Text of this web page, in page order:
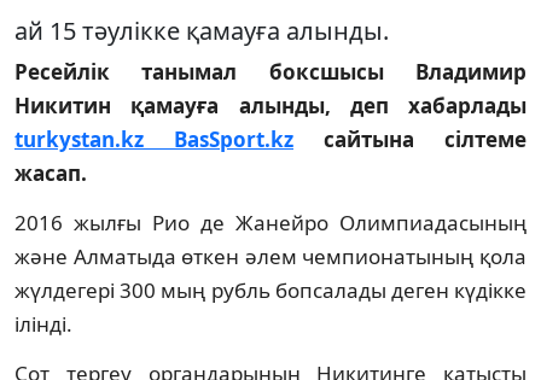
ай 15 тәулікке қамауға алынды.
Ресейлік танымал боксшысы Владимир
Никитин қамауға алынды, деп хабарлады
turkystan.kz BasSport.kz сайтына сілтеме
жасап.
2016 жылғы Рио де Жанейро Олимпиадасының
және Алматыда өткен әлем чемпионатының қола
жүлдегері 300 мың рубль бопсалады деген күдікке
ілінді.
Сот тергеу органдарының Никитинге қатысты